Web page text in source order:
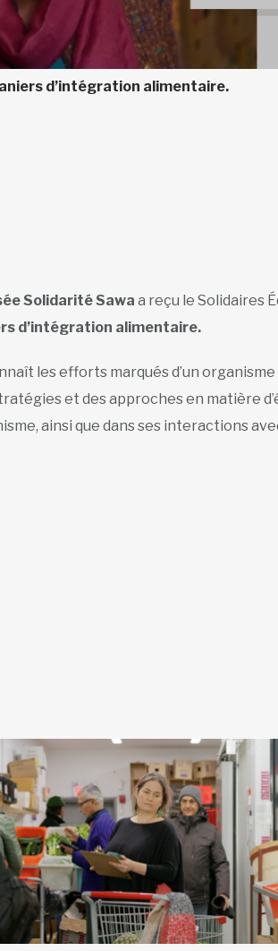
d’intégration alimentaire.
Solidarité Sawa a reçu le Solidaires
d’intégration alimentaire.
les efforts marqués d’un
et des approches en matière
ainsi que dans ses interactions